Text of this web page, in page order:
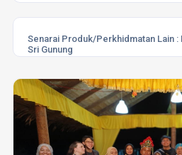
Senarai Produk/Perkhidmatan Lain :
Sri Gunung